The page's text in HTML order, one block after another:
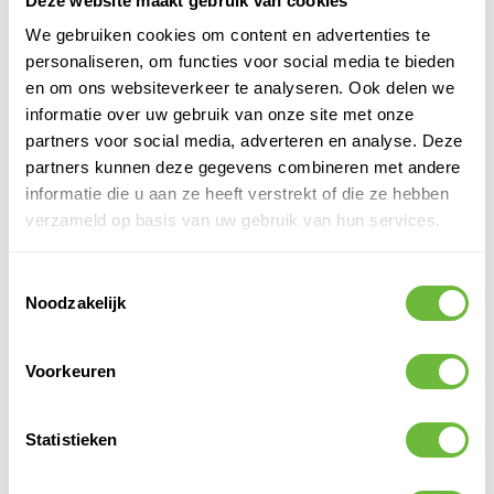
We gebruiken cookies om content en advertenties te
personaliseren, om functies voor social media te bieden
en om ons websiteverkeer te analyseren. Ook delen we
informatie over uw gebruik van onze site met onze
partners voor social media, adverteren en analyse. Deze
partners kunnen deze gegevens combineren met andere
informatie die u aan ze heeft verstrekt of die ze hebben
verzameld op basis van uw gebruik van hun services.
Noodzakelijk
Voorkeuren
Statistieken
VERWERKINGSTIPS
Volledig afrollen: Rol de kabel volledig af tijdens gebruik om
oververhitting te voorkomen.​
bol.com+4tackmasters.nl+4hornbach.nl+4
Controleer de belasting: Zorg ervoor dat de aangesloten
apparaten het maximale vermogen van de haspel niet
TIPS EN TRUCS
levensduur te verlengen.​
Schoonmaken: Houd de stopcontacten vrij van stof en vuil voor